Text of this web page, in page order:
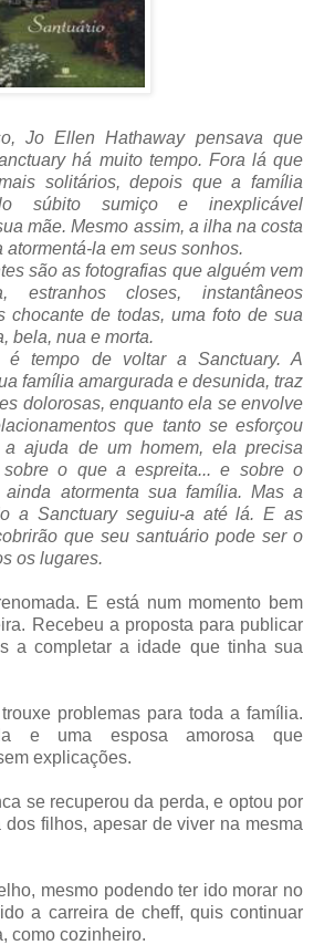
Jo Ellen Hathaway pensava que
há muito tempo. Fora lá que
solitários, depois que a família
súbito sumiço e inexplicável
mãe. Mesmo assim, a ilha na costa
la em seus sonhos.
são as fotografias que alguém vem
estranhos closes, instantâneos
chocante de todas, uma foto de sua
bela, nua e morta.
é tempo de voltar a Sanctuary. A
família amargurada e desunida, traz
dolorosas, enquanto ela se envolve
que tanto se esforçou
a ajuda de um homem, ela precisa
o que a espreita... e sobre o
atormenta sua família. Mas a
a Sanctuary seguiu-a até lá. E as
que seu santuário pode ser o
os lugares.
E está num momento bem
Recebeu a proposta para publicar
a completar a idade que tinha sua
problemas para toda a família.
e uma esposa amorosa que
explicações.
se recuperou da perda, e optou por
filhos, apesar de viver na mesma
mesmo podendo ter ido morar no
a carreira de cheff, quis continuar
como cozinheiro.